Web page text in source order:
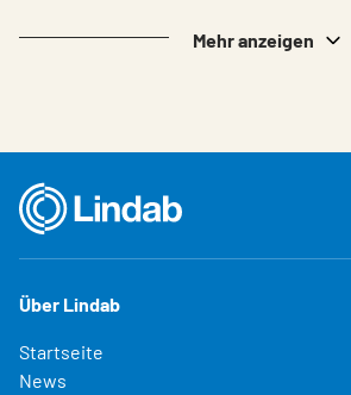
Mehr anzeigen
Über Lindab
Startseite
News